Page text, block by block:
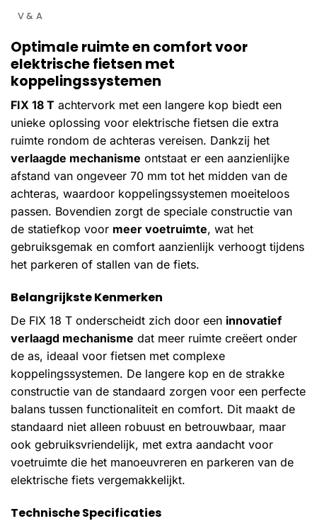
V & A
Optimale ruimte en comfort voor
elektrische fietsen met
koppelingssystemen
FIX 18 T achtervork met een langere kop biedt een
unieke oplossing voor elektrische fietsen die extra
ruimte rondom de achteras vereisen. Dankzij het
verlaagde mechanisme ontstaat er een aanzienlijke
afstand van ongeveer 70 mm tot het midden van de
achteras, waardoor koppelingssystemen moeiteloos
passen. Bovendien zorgt de speciale constructie van
de statiefkop voor meer voetruimte, wat het
gebruiksgemak en comfort aanzienlijk verhoogt tijdens
het parkeren of stallen van de fiets.
Belangrijkste Kenmerken
De FIX 18 T onderscheidt zich door een innovatief
verlaagd mechanisme dat meer ruimte creëert onder
de as, ideaal voor fietsen met complexe
koppelingssystemen. De langere kop en de strakke
constructie van de standaard zorgen voor een perfecte
balans tussen functionaliteit en comfort. Dit maakt de
standaard niet alleen robuust en betrouwbaar, maar
ook gebruiksvriendelijk, met extra aandacht voor
voetruimte die het manoeuvreren en parkeren van de
elektrische fiets vergemakkelijkt.
Technische Specificaties